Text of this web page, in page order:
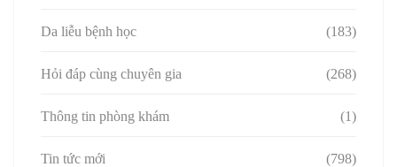
Da liễu bệnh học (183)
Hỏi đáp cùng chuyên gia (268)
Thông tin phòng khám (1)
Tin tức mới (798)